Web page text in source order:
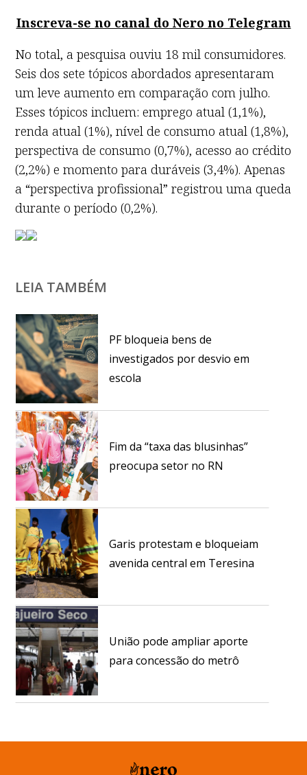
Inscreva-se no canal do Nero no Telegram
No total, a pesquisa ouviu 18 mil consumidores.
Seis dos sete tópicos abordados apresentaram
um leve aumento em comparação com julho.
Esses tópicos incluem: emprego atual (1,1%),
renda atual (1%), nível de consumo atual (1,8%),
perspectiva de consumo (0,7%), acesso ao crédito
(2,2%) e momento para duráveis (3,4%). Apenas
a “perspectiva profissional” registrou uma queda
durante o período (0,2%).
LEIA TAMBÉM
PF bloqueia bens de
investigados por desvio em
escola
Fim da “taxa das blusinhas”
preocupa setor no RN
Garis protestam e bloqueiam
avenida central em Teresina
União pode ampliar aporte
para concessão do metrô